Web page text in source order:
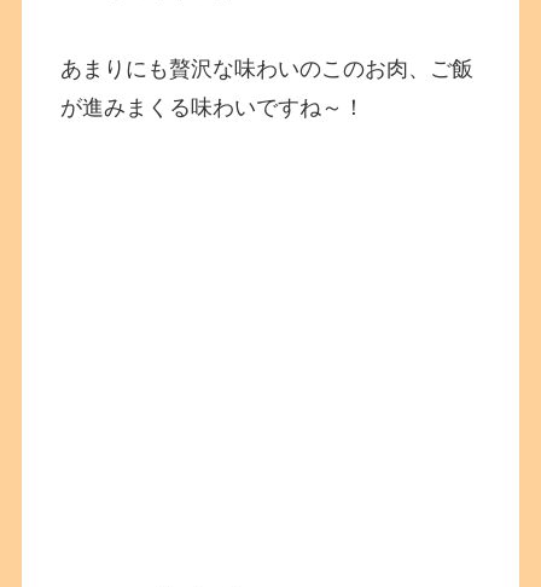
あまりにも贅沢な味わいのこのお肉、ご飯
が進みまくる味わいですね～！